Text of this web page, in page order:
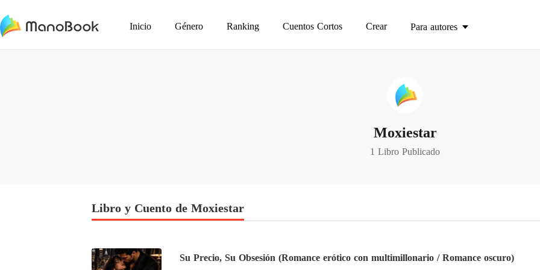
Inicio Género Ranking Cuentos Cortos Crear Para autores
Moxiestar
1 Libro Publicado
Libro y Cuento de Moxiestar
Su Precio, Su Obsesión (Romance erótico con multimillonario / Romance oscuro)